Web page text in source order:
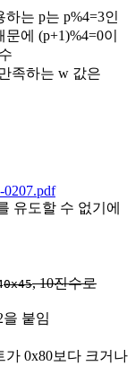
하는 p는 p%4=3인
에 (p+1)%4=0이
족하는 w 값은
0207.pdf
유도할 수 없기에
0x45, 10진수로
붙임
가 0x80보다 크거나